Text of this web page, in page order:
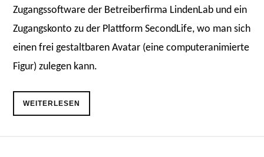
Zugangssoftware der Betreiberfirma LindenLab und ein
Zugangskonto zu der Plattform SecondLife, wo man sich
einen frei gestaltbaren Avatar (eine computeranimierte
Figur) zulegen kann.
WEITERLESEN